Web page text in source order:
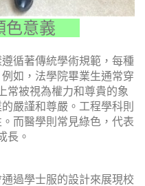
色意義
循著傳統學術規範，每種
如，法學院畢業生通常穿
常被視為權力和尊貴的象
嚴謹和尊嚴。工程學科則
而醫學則常見綠色，代表
長。
過學士服的設計來展現校